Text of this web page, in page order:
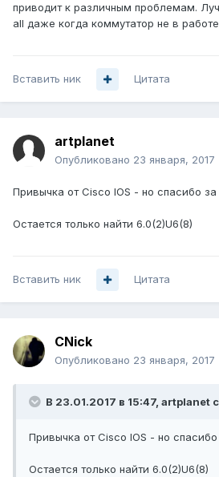
приводит к различным проблемам.
all даже когда коммутатор не в
Вставить ник Цитата
artplanet
Опубликовано 23 января, 2017
Привычка от Cisco IOS - но спасибо за
Остается только найти 6.0(2)U6(8)
Вставить ник Цитата
CNick
Опубликовано 23 января, 2017
В 23.01.2017 в 15:47, artplanet
Привычка от Cisco IOS - но спасибо
Остается только найти 6.0(2)U6(8)